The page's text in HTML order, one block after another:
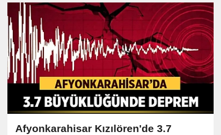
Afyonkarahisar Kızılören'de 3.7